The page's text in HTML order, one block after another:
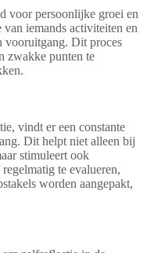
voor persoonlijke groei en
iemands activiteiten en
vooruitgang. Dit proces
zwakke punten te
vindt er een constante
Dit helpt niet alleen bij
stimuleert ook
te evalueren,
worden aangepakt,